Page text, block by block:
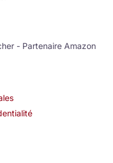
- Partenaire Amazon